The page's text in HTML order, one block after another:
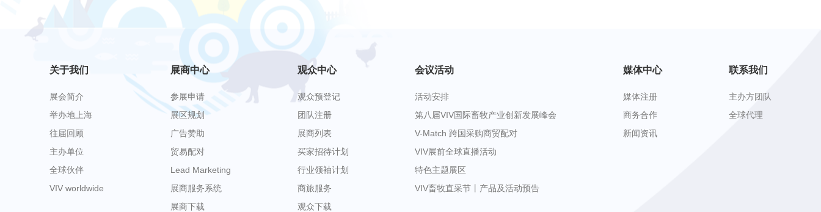
关于我们
展会简介
举办地上海
往届回顾
主办单位
全球伙伴
VIV worldwide
展商中心
参展申请
展区规划
广告赞助
贸易配对
Lead Marketing
展商服务系统
展商下载
观众中心
观众预登记
团队注册
展商列表
买家招待计划
行业领袖计划
商旅服务
观众下载
会议活动
活动安排
第八届VIV国际畜牧产业创新发展峰会
V-Match 跨国采购商贸配对
VIV展前全球直播活动
特色主题展区
VIV畜牧直采节丨产品及活动预告
媒体中心
媒体注册
商务合作
新闻资讯
联系我们
主办方团队
全球代理